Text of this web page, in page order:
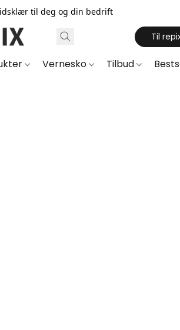
til deg og din bedrift
Til
Vernesko Tilbud